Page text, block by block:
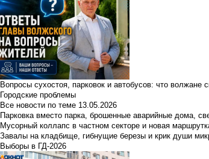
Вопросы сухостоя, парковок и автобусов: что волжане
Городские проблемы
Все новости по теме 13.05.2026
Парковка вместо парка, брошенные аварийные дома,
Мусорный коллапс в частном секторе и новая
Завалы на кладбище, гибнущие березы и крик души
Выборы в ГД-2026